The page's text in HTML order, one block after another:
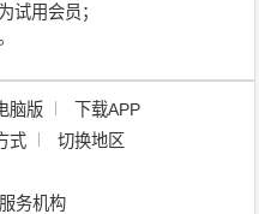
试用会员；
脑版
下载APP
式 切换地区
务机构